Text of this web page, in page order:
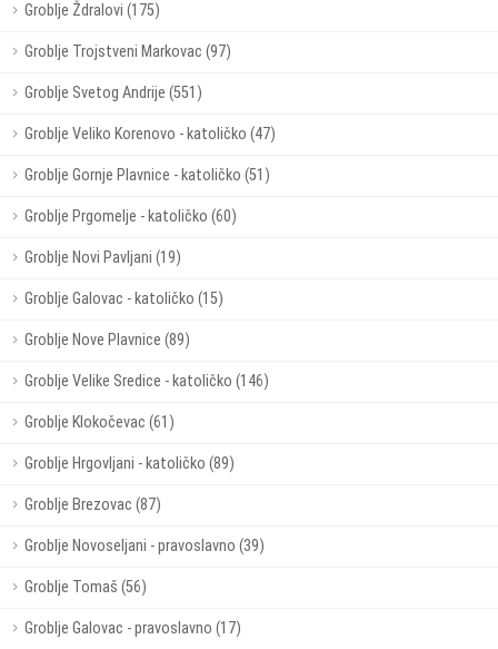
Groblje Ždralovi (175)
Groblje Trojstveni Markovac (97)
Groblje Svetog Andrije (551)
Groblje Veliko Korenovo - katoličko (47)
Groblje Gornje Plavnice - katoličko (51)
Groblje Prgomelje - katoličko (60)
Groblje Novi Pavljani (19)
Groblje Galovac - katoličko (15)
Groblje Nove Plavnice (89)
Groblje Velike Sredice - katoličko (146)
Groblje Klokočevac (61)
Groblje Hrgovljani - katoličko (89)
Groblje Brezovac (87)
Groblje Novoseljani - pravoslavno (39)
Groblje Tomaš (56)
Groblje Galovac - pravoslavno (17)